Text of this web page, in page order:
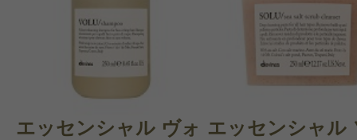
気に入って使っています。在庫切れ
エッセンシャル ヴォ エッセンシャル